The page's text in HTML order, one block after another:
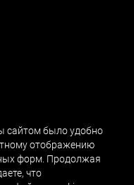
сайтом было удобно
отображению
форм. Продолжая
что